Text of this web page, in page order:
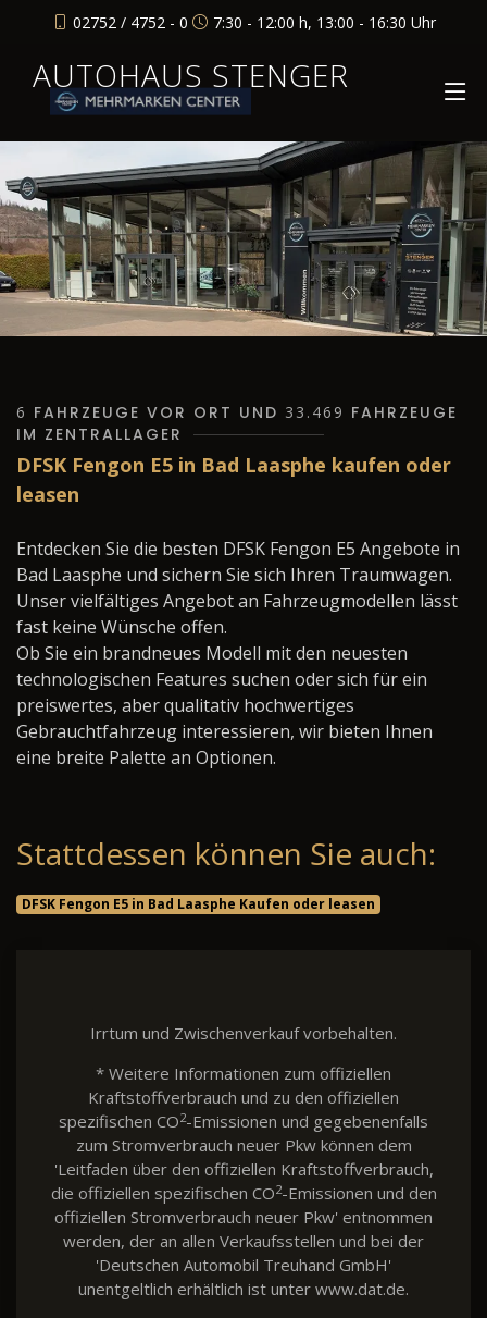
02752 / 4752 - 0 7:30 - 12:00 h, 13:00 - 16:30 Uhr
AUTOHAUS STENGER
6 FAHRZEUGE VOR ORT UND 33.469 FAHRZEUGE
IM ZENTRALLAGER
DFSK Fengon E5 in Bad Laasphe kaufen oder
leasen
Entdecken Sie die besten DFSK Fengon E5 Angebote in
Bad Laasphe und sichern Sie sich Ihren Traumwagen.
Unser vielfältiges Angebot an Fahrzeugmodellen lässt
fast keine Wünsche offen.
Ob Sie ein brandneues Modell mit den neuesten
technologischen Features suchen oder sich für ein
preiswertes, aber qualitativ hochwertiges
Gebrauchtfahrzeug interessieren, wir bieten Ihnen
eine breite Palette an Optionen.
Stattdessen können Sie auch:
DFSK Fengon E5 in Bad Laasphe Kaufen oder leasen
Irrtum und Zwischenverkauf vorbehalten.
* Weitere Informationen zum offiziellen
Kraftstoffverbrauch und zu den offiziellen
spezifischen CO2-Emissionen und gegebenenfalls
zum Stromverbrauch neuer Pkw können dem
'Leitfaden über den offiziellen Kraftstoffverbrauch,
die offiziellen spezifischen CO2-Emissionen und den
offiziellen Stromverbrauch neuer Pkw' entnommen
werden, der an allen Verkaufsstellen und bei der
'Deutschen Automobil Treuhand GmbH'
unentgeltlich erhältlich ist unter www.dat.de.